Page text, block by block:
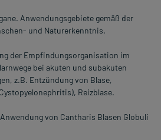
Anwendungsgebiete gemäß der
und Naturerkenntnis.
der Empfindungsorganisation im
bei akuten und subakuten
z.B. Entzündung von Blase,
Reizblase.
von Cantharis Blasen Globuli